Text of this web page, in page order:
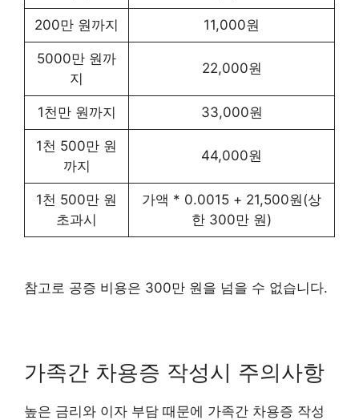
200만 원까지 11,000원
5000만 원까
지
22,000원
1천만 원까지 33,000원
1천 500만 원
까지
44,000원
1천 500만 원
초과시
가액 * 0.0015 + 21,500원(상
한 300만 원)
참고로 공증 비용은 300만 원을 넘을 수 없습니다.
가족간 차용증 작성시 주의사항
높은 금리와 이자 부담 때문에 가족간 차용증 작성